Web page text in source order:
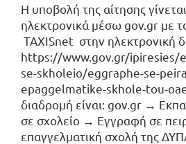
Η υποβολή της αίτησης
ηλεκτρονικά μέσω gov.gr με
TAXISnet στην ηλεκτρονική
https://www.gov.gr/ipiresies/
se-skholeio/eggraphe-se-
epaggelmatike-skhole-tou-
διαδρομή είναι: gov.gr →
σε σχολείο → Εγγραφή σε
επαγγελματική σχολή της